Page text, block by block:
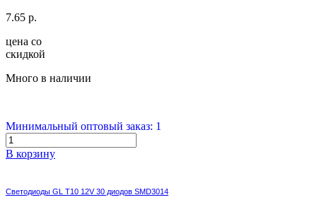
7.65 р.
цена со
скидкой
Много в наличии
Минимальный оптовый заказ: 1
В корзину
Светодиоды GL T10 12V 30 диодов SMD3014